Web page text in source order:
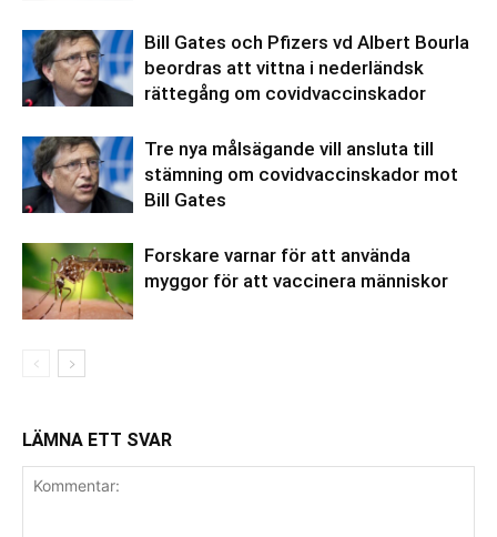
Bill Gates och Pfizers vd Albert Bourla
beordras att vittna i nederländsk
rättegång om covidvaccinskador
Tre nya målsägande vill ansluta till
stämning om covidvaccinskador mot
Bill Gates
Forskare varnar för att använda
myggor för att vaccinera människor
LÄMNA ETT SVAR